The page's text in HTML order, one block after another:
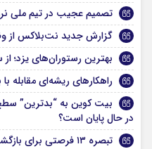
تصمیم عجیب در تیم ملی
گزارش جدید نت‌بلاکس از
بهترین رستوران‌های یزد؛
راهکارهای ریشه‌ای مقابله با
بیت ‌کوین به “بدترین”
در حال پایان است؟
تبصره ۱۳ فرصتی برای بازگشت به کالابرگ واقعی